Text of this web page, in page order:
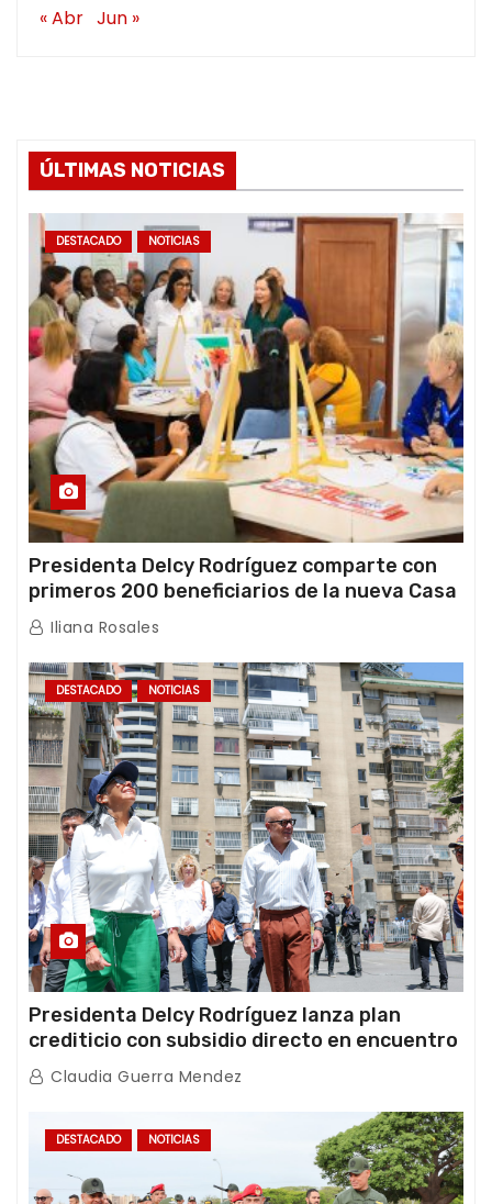
« Abr Jun »
ÚLTIMAS NOTICIAS
DESTACADO NOTICIAS
Presidenta Delcy Rodríguez comparte con
primeros 200 beneficiarios de la nueva Casa
de los Abuelos “La Primavera” en Caracas
Iliana Rosales
DESTACADO NOTICIAS
Presidenta Delcy Rodríguez lanza plan
crediticio con subsidio directo en encuentro
con Juntas de Condominio
Claudia Guerra Mendez
DESTACADO NOTICIAS